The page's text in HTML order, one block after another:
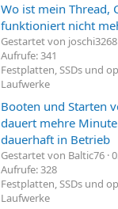
Wo ist mein Thread,
funktioniert nicht
Gestartet von joschi3268
Aufrufe: 341
Festplatten, SSDs und
Laufwerke
Booten und Starten
dauert mehre
dauerhaft in Betrieb
Gestartet von Baltic76
Aufrufe: 328
Festplatten, SSDs und
Laufwerke